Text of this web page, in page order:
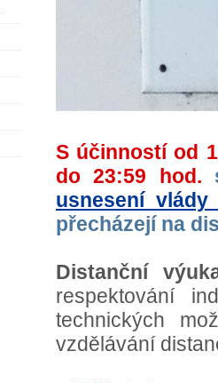
S účinností od
do 23:59 hod.
usnesení vlády
přecházejí na
Distanční
respektování
technických
vzdělávání